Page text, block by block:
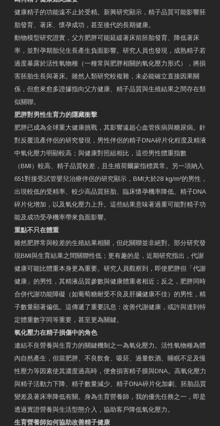
健康精子的功能遠不止於受精。新興研究顯示，精子品質可能影響胚
胎發育、著床、懷孕成功，甚至後代的長期健康。
動物模型研究證實，父方肥胖可能延緩著床前胚胎發育、降低著床
率，並對孕期胎兒生長產生負面影響。研究人員也發現，成熟精子若
過度暴露於活性氧物種（一種常與肥胖相關的氧化壓力形式），將損
害胚胎生長與著床。雖然人類研究較複雜，未必能確立直接因果關
係，但愈來愈多證據指向父方健康、精子品質與生殖結果之間存在類
似關聯。
肥胖對男性生育力的隱藏衝擊
肥胖已成為全球重大健康挑戰，其影響遠超心血管疾病與糖尿病。針
對反覆流產伴侶的研究發現，男性伴侶的精子DNA碎片化程度及精液
中氧化壓力明顯較高；與健康對照組相比，這些男性體重指數
（BMI）較高、精子品質較差，且生殖荷爾蒙指標異常。另一項納入
651對接受試管嬰兒治療伴侶的研究顯示，BMI大於28 kg/m²的男性，
出現較低的受精率、較少高品質胚胎、臨床懷孕機率降低、精子DNA
碎片化增加，以及氧化壓力上升。這些結果意味著過重可能對精子功
能及成功受孕機率帶來負面影響。
重點不只在體重
雖然肥胖常與較差的生殖結果相關，但此關聯並非絕對。部分研究發
現BMI與生育結果之間關聯性低；更有趣的是，近期研究指出，代謝
健康可能比體重本身更為重要。研究人員觀察到，即使肥胖但「代謝
健康」的男性，其精液品質參數與健康體重者相近；反之，肥胖同時
合併代謝功能障礙（如葡萄糖耐受不良及肝臟健康不佳）的男性，精
子數量顯著偏低。這傳遞了重要訊息：改善代謝健康，或許與達到特
定體重數字同等重要，甚至更為關鍵。
氧化壓力在精子損傷中的角色
連結不良營養與生育力的關鍵機制之一為氧化壓力。活性氧物種為體
內自然產生，但當肥胖、不良飲食、吸菸、過量飲酒、睡眠不足及慢
性壓力等因素使其濃度過高時，便會損害精子膜與DNA。高氧化壓力
與精子活動力下降、精子數量減少、精子DNA碎片化加劇、胚胎品質
變差及著床率降低有關。身為生育營養師，我的優先任務之一，即是
透過實證營養與生活型態介入，協助客戶降低氧化壓力。
生育營養師如何協助改善精子健康